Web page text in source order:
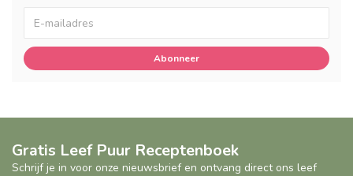
Abonneer
Gratis Leef Puur Receptenboek
Schrijf je in voor onze nieuwsbrief en ontvang direct ons leef